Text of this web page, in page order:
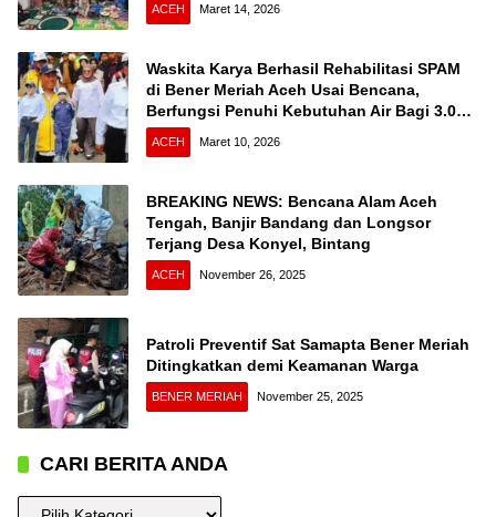
ACEH Maret 14, 2026
Waskita Karya Berhasil Rehabilitasi SPAM
di Bener Meriah Aceh Usai Bencana,
Berfungsi Penuhi Kebutuhan Air Bagi 3.000
KK
ACEH Maret 10, 2026
BREAKING NEWS: Bencana Alam Aceh
Tengah, Banjir Bandang dan Longsor
Terjang Desa Konyel, Bintang
ACEH November 26, 2025
Patroli Preventif Sat Samapta Bener Meriah
Ditingkatkan demi Keamanan Warga
BENER MERIAH November 25, 2025
CARI BERITA ANDA
CARI